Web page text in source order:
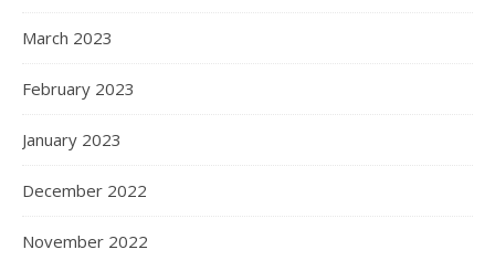
March 2023
February 2023
January 2023
December 2022
November 2022